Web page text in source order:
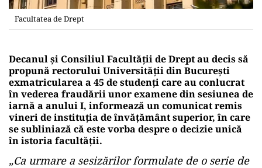
Facultatea de Drept
Decanul şi Consiliul Facultăţii de Drept au decis să
propună rectorului Universităţii din Bucureşti
exmatricularea a 45 de studenţi care au conlucrat
în vederea fraudării unor examene din sesiunea de
iarnă a anului I, informează un comunicat remis
vineri de instituţia de învăţământ superior, în care
se subliniază că este vorba despre o decizie unică
în istoria facultăţii.
„Ca urmare a sesizărilor formulate de o serie de